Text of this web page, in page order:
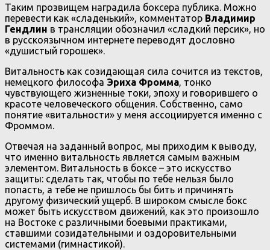
Таким прозвищем наградила боксера публика. Можно
перевести как «сладенький», комментатор Владимир
Гендлин в трансляции обозначил «сладкий персик», но
в русскоязычном интернете переводят дословно
«душистый горошек».
Витальность как созидающая сила сочится из текстов,
немецкого философа Эриха Фромма, тонко
чувствующего жизненные токи, эпоху и говорившего о
красоте человеческого общения. Собственно, само
понятие «витальности» у меня ассоциируется именно с
Фроммом.
Отвечая на заданный вопрос, мы приходим к выводу,
что именно витальность является самым важным
элементом. Витальность в боксе – это искусство
защиты: сделать так, чтобы по тебе нельзя было
попасть, а тебе не пришлось бы бить и причинять
другому физический ущерб. В широком смысле бокс
может быть искусством движений, как это произошло
на Востоке с различными боевыми практиками,
ставшими созидательными и оздоровительными
системами (гимнастикой).